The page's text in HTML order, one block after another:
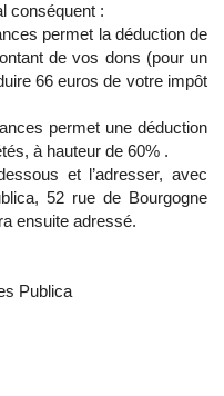
conséquent :
permet la déduction de
de vos dons (pour un
66 euros de votre impôt
permet une déduction
à hauteur de 60% .
et l’adresser, avec
52 rue de Bourgogne
ensuite adressé.
Publica